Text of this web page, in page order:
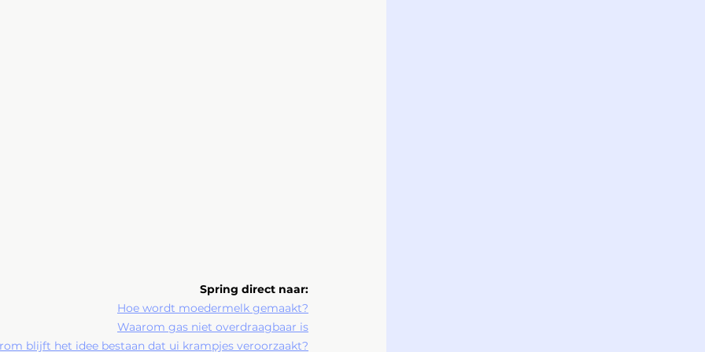
Spring direct naar:
Hoe wordt moedermelk gemaakt?
Waarom gas niet overdraagbaar is
blijft het idee bestaan dat ui krampjes veroorzaakt?